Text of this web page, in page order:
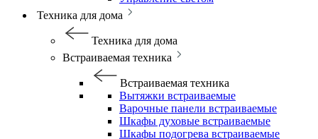
Техника для дома
Техника для дома
Встраиваемая техника
Встраиваемая техника
Вытяжки встраиваемые
Варочные панели встраиваемые
Шкафы духовые встраиваемые
Шкафы подогрева встраиваемые